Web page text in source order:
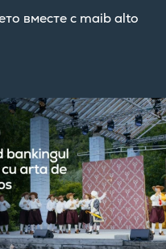
вместе с maib alto